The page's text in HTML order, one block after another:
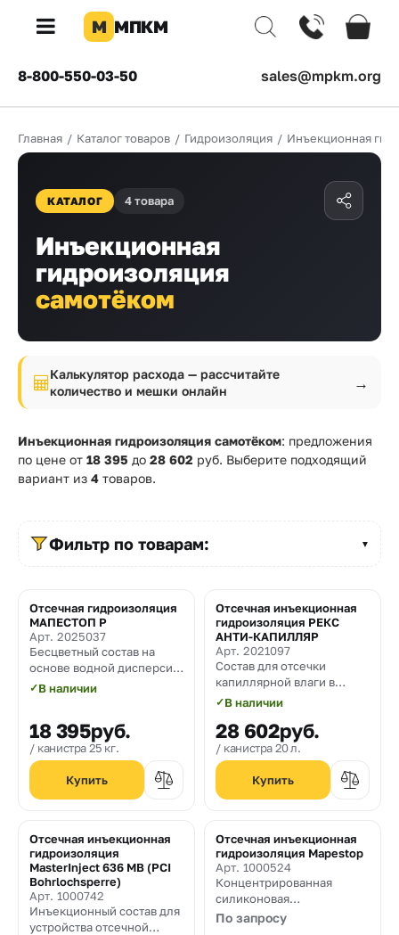
×
КОМПАНИЯ
компании
Оплата
Каталог
Бренды
Прайс-
Проектировщикам
Контакты
8
800
550-
03-
50
sales@mpkm.org
М МПКМ
8-800-550-03-50 sales@mpkm.org
Главная / Каталог товаров / Гидроизоляция / Инъекционная
КАТАЛОГ 4 товара
Инъекционная
гидроизоляция
самотёком
Калькулятор расхода — рассчитайте
количество и мешки онлайн
→
Инъекционная гидроизоляция самотёком: предложения
по цене от 18 395 до 28 602 руб. Выберите подходящий
вариант из 4 товаров.
Фильтр по товарам: ▼
Отсечная гидроизоляция
МАПЕСТОП Р
Арт. 2025037
Бесцветный состав на
основе водной дисперсии
гидрофобных силикатных
гидроизоляционного
барьера против
капиллярного подъема
✓В наличии
18 395руб.
канистра 25 кг.
Отсечная инъекционная
гидроизоляция РЕКС
АНТИ-КАПИЛЛЯР
Арт. 2021097
Состав для отсечки
капиллярной влаги в
конструкциях из камня и
✓В наличии
28 602руб.
канистра 20 л.
Отсечная инъекционная
гидроизоляция
MasterInject 636 MB (PCI
Bohrlochsperre)
Арт. 1000742
Инъекционный состав для
устройства отсечной
Отсечная инъекционная
гидроизоляция Mapestop
Арт. 1000524
Концентрированная
силиконовая
микроэмульсия, на
По запросу